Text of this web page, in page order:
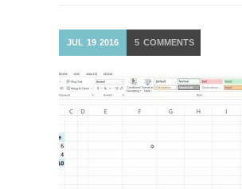
JUL 19 2016 5 COMMENTS